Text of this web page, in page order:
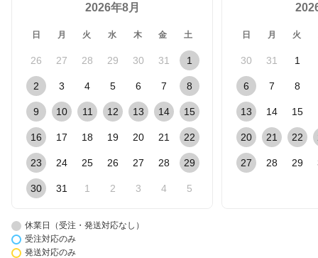
2026年8月
日 月 火 水 木 金 土
26 27 28 29 30 31 1
2 3 4 5 6 7 8
9 10 11 12 13 14 15
16 17 18 19 20 21 22
23 24 25 26 27 28 29
30 31 1 2 3 4 5
日 月 火
30 31 1
6 7 8
13 14 15
20 21 22
27 28 29
休業日（受注・発送対応なし）
受注対応のみ
発送対応のみ